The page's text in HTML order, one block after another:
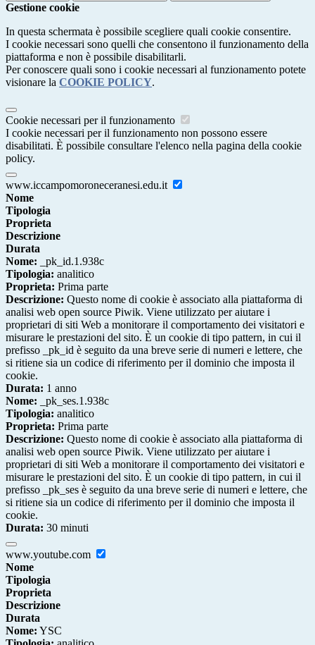
Gestione cookie
In questa schermata è possibile scegliere quali cookie consentire.
I cookie necessari sono quelli che consentono il funzionamento della
piattaforma e non è possibile disabilitarli.
Per conoscere quali sono i cookie necessari al funzionamento potete
visionare la COOKIE POLICY.
Cookie necessari per il funzionamento
I cookie necessari per il funzionamento non possono essere
disabilitati. È possibile consultare l'elenco nella pagina della cookie
policy.
www.iccampomoroneceranesi.edu.it
Nome
Tipologia
Proprieta
Descrizione
Durata
Nome: _pk_id.1.938c
Tipologia: analitico
Proprieta: Prima parte
Descrizione: Questo nome di cookie è associato alla piattaforma di
analisi web open source Piwik. Viene utilizzato per aiutare i
proprietari di siti Web a monitorare il comportamento dei visitatori e
misurare le prestazioni del sito. È un cookie di tipo pattern, in cui il
prefisso _pk_id è seguito da una breve serie di numeri e lettere, che
si ritiene sia un codice di riferimento per il dominio che imposta il
cookie.
Durata: 1 anno
Nome: _pk_ses.1.938c
Tipologia: analitico
Proprieta: Prima parte
Descrizione: Questo nome di cookie è associato alla piattaforma di
analisi web open source Piwik. Viene utilizzato per aiutare i
proprietari di siti Web a monitorare il comportamento dei visitatori e
misurare le prestazioni del sito. È un cookie di tipo pattern, in cui il
prefisso _pk_ses è seguito da una breve serie di numeri e lettere, che
si ritiene sia un codice di riferimento per il dominio che imposta il
cookie.
Durata: 30 minuti
www.youtube.com
Nome
Tipologia
Proprieta
Descrizione
Durata
Nome: YSC